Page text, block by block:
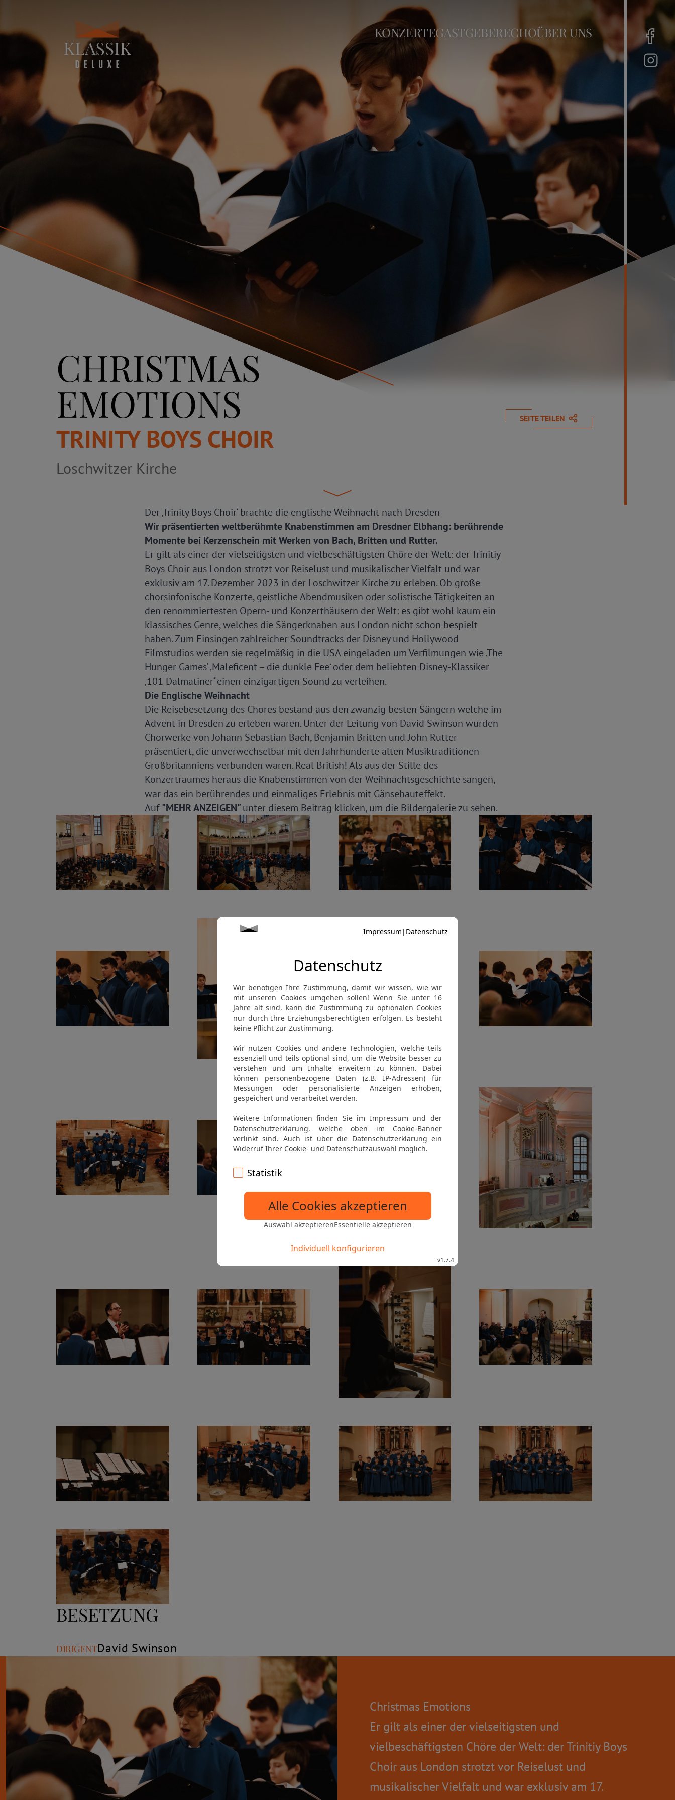
KONZERTEGASTGEBERECHOÜBER UNS
CHRISTMAS
EMOTIONS
TRINITY BOYS CHOIR
Loschwitzer Kirche
SEITE TEILEN
Der ‚Trinity Boys Choir‘ brachte die englische Weihnacht nach Dresden
Wir präsentierten weltberühmte Knabenstimmen am Dresdner Elbhang: berührende
Momente bei Kerzenschein mit Werken von Bach, Britten und Rutter.
Er gilt als einer der vielseitigsten und vielbeschäftigsten Chöre der Welt: der Trinitiy
Boys Choir aus London strotzt vor Reiselust und musikalischer Vielfalt und war
exklusiv am 17. Dezember 2023 in der Loschwitzer Kirche zu erleben. Ob große
chorsinfonische Konzerte, geistliche Abendmusiken oder solistische Tätigkeiten an
den renommiertesten Opern- und Konzerthäusern der Welt: es gibt wohl kaum ein
klassisches Genre, welches die Sängerknaben aus London nicht schon bespielt
haben. Zum Einsingen zahlreicher Soundtracks der Disney und Hollywood
Filmstudios werden sie regelmäßig in die USA eingeladen um Verfilmungen wie ‚The
Hunger Games‘ ‚Maleficent – die dunkle Fee‘ oder dem beliebten Disney-Klassiker
‚101 Dalmatiner‘ einen einzigartigen Sound zu verleihen.
Die Englische Weihnacht
Die Reisebesetzung des Chores bestand aus den zwanzig besten Sängern welche im
Advent in Dresden zu erleben waren. Unter der Leitung von David Swinson wurden
Chorwerke von Johann Sebastian Bach, Benjamin Britten und John Rutter
präsentiert, die unverwechselbar mit den Jahrhunderte alten Musiktraditionen
Großbritanniens verbunden waren. Real British! Als aus der Stille des
Konzertraumes heraus die Knabenstimmen von der Weihnachtsgeschichte sangen,
war das ein berührendes und einmaliges Erlebnis mit Gänsehauteffekt.
Auf "MEHR ANZEIGEN"unter diesem Beitrag klicken, um die Bildergalerie zu sehen.
BESETZUNG
Rolle
DIRIGENT
Name David Swinson
Christmas Emotions
Er gilt als einer der vielseitigsten und
vielbeschäftigsten Chöre der Welt: der Trinitiy Boys
Choir aus London strotzt vor Reiselust und
musikalischer Vielfalt und war exklusiv am 17.